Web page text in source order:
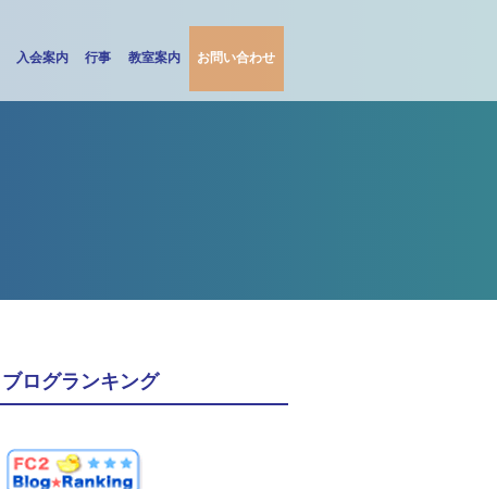
入会案内 行事 教室案内 お問い合わせ
ブログランキング